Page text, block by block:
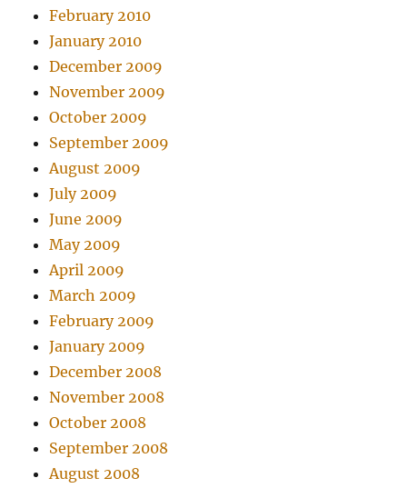
February 2010
January 2010
December 2009
November 2009
October 2009
September 2009
August 2009
July 2009
June 2009
May 2009
April 2009
March 2009
February 2009
January 2009
December 2008
November 2008
October 2008
September 2008
August 2008